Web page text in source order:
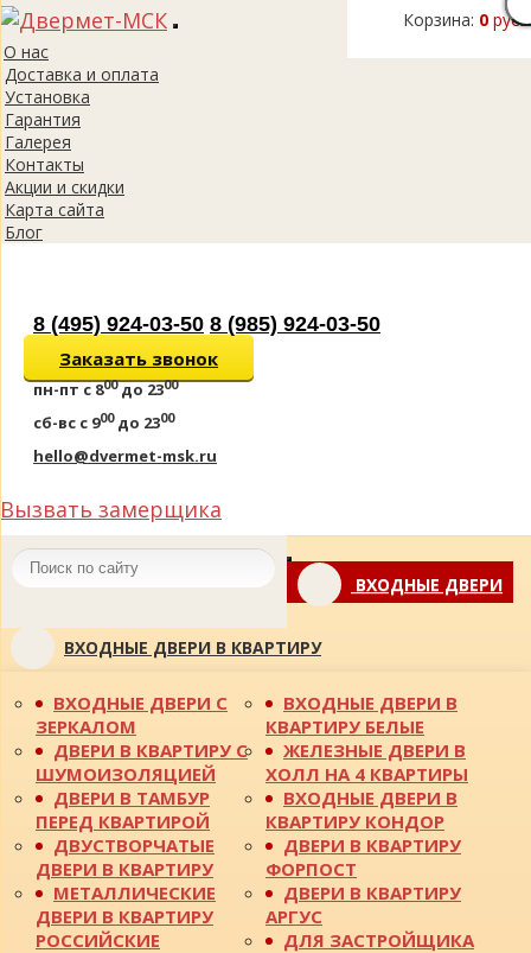
Корзина: 0 руб.
Toggle
О нас
Доставка и оплата
Установка
Гарантия
Галерея
Контакты
Акции и скидки
Карта сайта
Блог
8 (495) 924-03-50 8 (985) 924-03-50
Заказать звонок
пн-пт с 800до 2300
сб-вс с 900до 2300
hello@dvermet-msk.ru
Вызвать замерщика
Toggle
navigationВХОДНЫЕ ДВЕРИ
ВХОДНЫЕ ДВЕРИ В КВАРТИРУ
ВХОДНЫЕ ДВЕРИ С
ЗЕРКАЛОМ
ДВЕРИ В КВАРТИРУ С
ШУМОИЗОЛЯЦИЕЙ
ДВЕРИ В ТАМБУР
ПЕРЕД КВАРТИРОЙ
ДВУСТВОРЧАТЫЕ
ДВЕРИ В КВАРТИРУ
МЕТАЛЛИЧЕСКИЕ
ДВЕРИ В КВАРТИРУ
РОССИЙСКИЕ
ВХОДНЫЕ ДВЕРИ В
КВАРТИРУ БЕЛЫЕ
ЖЕЛЕЗНЫЕ ДВЕРИ В
ХОЛЛ НА 4 КВАРТИРЫ
ВХОДНЫЕ ДВЕРИ В
КВАРТИРУ КОНДОР
ДВЕРИ В КВАРТИРУ
ФОРПОСТ
ДВЕРИ В КВАРТИРУ
АРГУС
ДЛЯ ЗАСТРОЙЩИКА